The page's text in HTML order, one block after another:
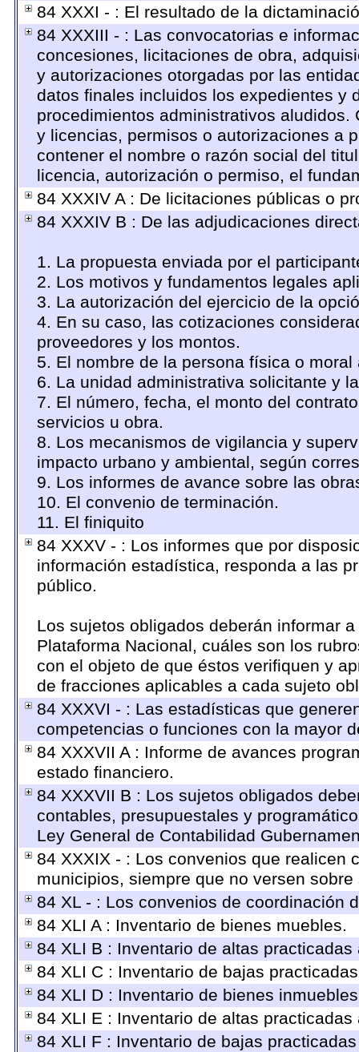
84 XXXI - : El resultado de la
84 XXXIII - : Las convocatorias e
concesiones, licitaciones de obra,
y autorizaciones otorgadas por las
datos finales incluidos los expedientes y
procedimientos administrativos
y licencias, permisos o autorizaciones a
contener el nombre o razón social del
licencia, autorización o permiso, el
84 XXXIV A : De licitaciones públicas o
84 XXXIV B : De las adjudicaciones
1. La propuesta enviada por el
2. Los motivos y fundamentos legales
3. La autorización del ejercicio de la
4. En su caso, las cotizaciones
proveedores y los montos.
5. El nombre de la persona física o moral
6. La unidad administrativa solicitante y
7. El número, fecha, el monto del
servicios u obra.
8. Los mecanismos de vigilancia y
impacto urbano y ambiental, según
9. Los informes de avance sobre las
10. El convenio de terminación.
11. El finiquito
84 XXXV - : Los informes que por
información estadística, responda a las
público.
Los sujetos obligados deberán informar
Plataforma Nacional, cuáles son los
con el objeto de que éstos verifiquen y
de fracciones aplicables a cada sujeto
84 XXXVI - : Las estadísticas que
competencias o funciones con la mayor
84 XXXVII A : Informe de avances
estado financiero.
84 XXXVII B : Los sujetos obligados
contables, presupuestales y
Ley General de Contabilidad
84 XXXIX - : Los convenios que realicen
municipios, siempre que no versen
84 XL - : Los convenios de coordinación
84 XLI A : Inventario de bienes muebles.
84 XLI B : Inventario de altas
84 XLI C : Inventario de bajas
84 XLI D : Inventario de bienes
84 XLI E : Inventario de altas
84 XLI F : Inventario de bajas